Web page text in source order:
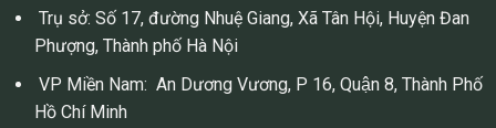
Trụ sở: Số 17, đường Nhuệ Giang, Xã Tân Hội, Huyện Đan
Phượng, Thành phố Hà Nội
VP Miền Nam: An Dương Vương, P 16, Quận 8, Thành Phố
Hồ Chí Minh